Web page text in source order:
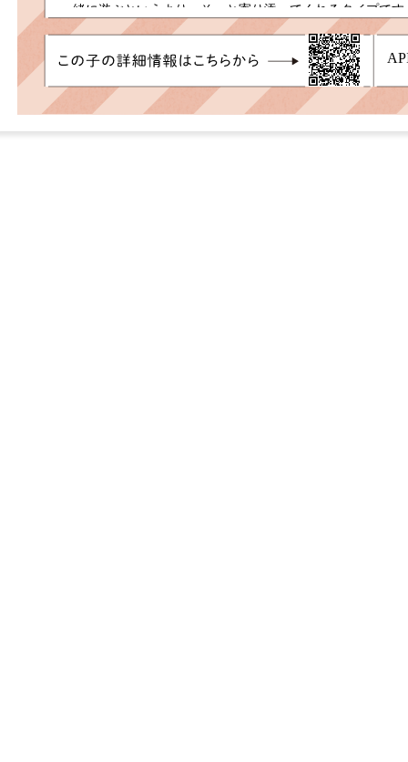
一緒に遊ぶというより、そっと寄り添ってくれるタイプです
シリコン製品、綿が入ったおもちゃは誤食するので注意が
食欲旺盛で早朝のおねだり対策に自動給餌機を使用していま